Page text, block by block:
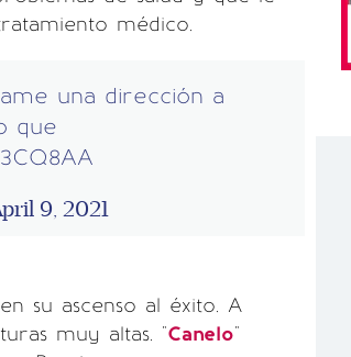
médico.
una dirección a
que
9, 2021
su ascenso al éxito. A
muy altas. "Canelo"